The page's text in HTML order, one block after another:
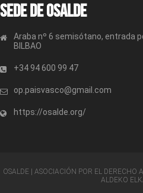
Sede de OSALDE
Araba nº 6 semisótano, entrada
BILBAO
+34 94 600 99 47
op.paisvasco@gmail.com
https://osalde.org/
OSALDE | ASOCIACIÓN POR EL DERECHO
ALDEKO